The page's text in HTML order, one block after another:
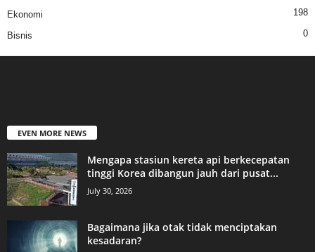
Ekonomi 198
Bisnis 0
EVEN MORE NEWS
Mengapa stasiun kereta api berkecepatan
tinggi Korea dibangun jauh dari pusat...
July 30, 2026
Bagaimana jika otak tidak menciptakan
kesadaran?